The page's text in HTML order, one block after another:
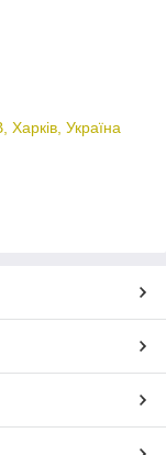
Харків, Україна